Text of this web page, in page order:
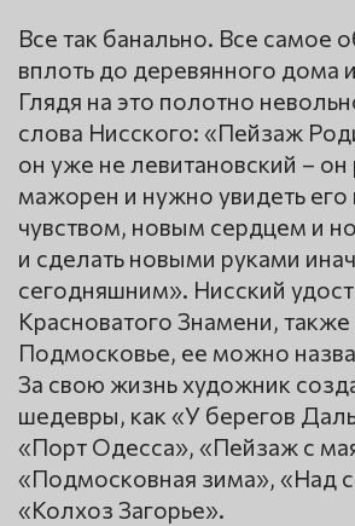
Все так банально. Все самое
вплоть до деревянного дома
Глядя на это полотно
слова Нисского: «Пейзаж
он уже не левитановский – он
мажорен и нужно увидеть
чувством, новым сердцем и
и сделать новыми руками
сегодняшним». Нисский
Красноватого Знамени, также
Подмосковье, ее можно
За свою жизнь художник
шедевры, как «У берегов
«Порт Одесса», «Пейзаж с
«Подмосковная зима», «Над
«Колхоз Загорье».